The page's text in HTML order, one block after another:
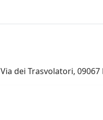
dei Trasvolatori, 09067